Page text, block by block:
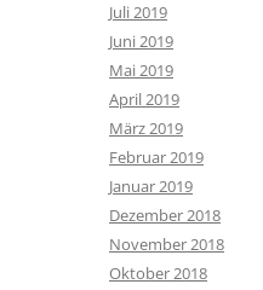
Juli 2019
Juni 2019
Mai 2019
April 2019
März 2019
Februar 2019
Januar 2019
Dezember 2018
November 2018
Oktober 2018